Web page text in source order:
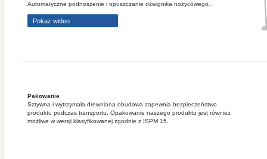
Automatyczne podnoszenie i opuszczanie dźwignika nożycowego.
Pokaż wideo
Pakowanie
Sztywna i wytrzymała drewniana obudowa zapewnia bezpieczeństwo
produktu podczas transportu. Opakowanie naszego produktu jest również
możliwe w wersji klasyfikowanej zgodnie z ISPM 15.